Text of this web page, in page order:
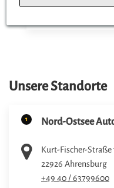
Unsere Standorte
1 Nord-Ostsee
Kurt-Fischer-Straße
22926 Ahrensburg
+49 40 / 63799600